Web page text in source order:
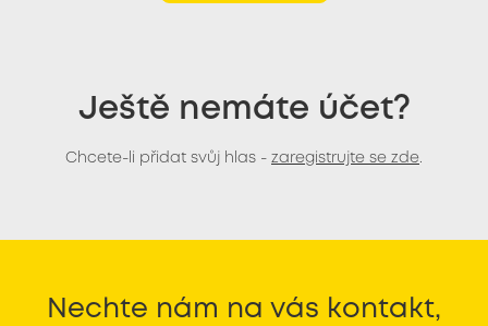
Ještě nemáte účet?
Chcete-li přidat svůj hlas - zaregistrujte se zde
Nechte nám na vás kontakt,